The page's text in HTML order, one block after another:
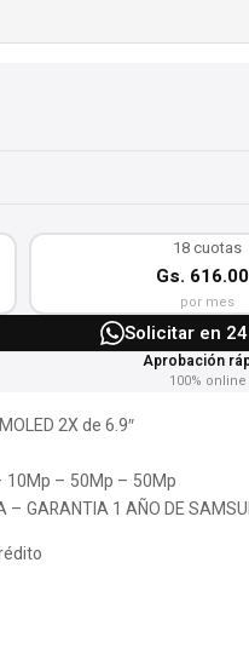
18 cuotas
Gs.
por mes
Solicitar en
Aprobación
100% online
2X de 6.9″
10Mp – 50Mp – 50Mp
– GARANTIA 1 AÑO DE